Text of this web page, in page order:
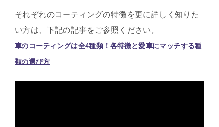
それぞれのコーティングの特徴を更に詳しく知りた
い方は、下記の記事をご参照ください。
車のコーティングは全4種類！各特徴と愛車にマッチする種
類の選び方